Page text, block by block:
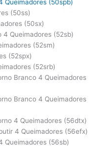
Queimadores (50spb)
(50ss)
(50sx)
4 Queimadores (52sb)
(52sm)
(52spx)
(52srb)
Branco 4 Queimadores
Branco 4 Queimadores
4 Queimadores (56dtx)
4 Queimadores (56efx)
Queimadores (56sb)